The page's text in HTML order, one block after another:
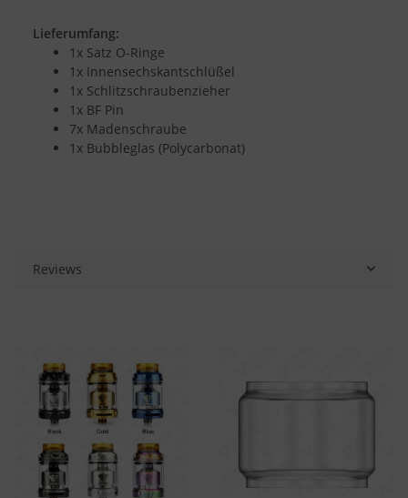
Lieferumfang:
1x Satz O-Ringe
1x Innensechskantschlüßel
1x Schlitzschraubenzieher
1x BF Pin
7x Madenschraube
1x Bubbleglas (Polycarbonat)
Reviews